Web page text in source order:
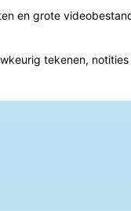
en grote
tekenen,